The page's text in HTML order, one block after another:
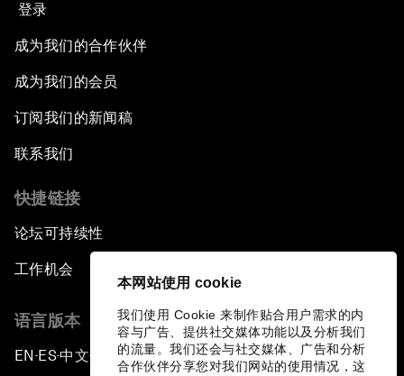
本网站使用 cookie
我们使用 Cookie 来制作贴合用户需求的内
容与广告、提供社交媒体功能以及分析我们
的流量。我们还会与社交媒体、广告和分析
合作伙伴分享您对我们网站的使用情况，这
登录
成为我们的合作伙伴
成为我们的会员
订阅我们的新闻稿
联系我们
快捷链接
论坛可持续性
工作机会
语言版本
EN ▪ES▪中文▪ 日本語